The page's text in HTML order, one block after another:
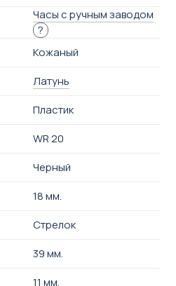
Часы с ручным заводом
?
Кожаный
Латунь
Пластик
WR 20
Черный
18 мм.
Стрелок
39 мм.
11 мм.